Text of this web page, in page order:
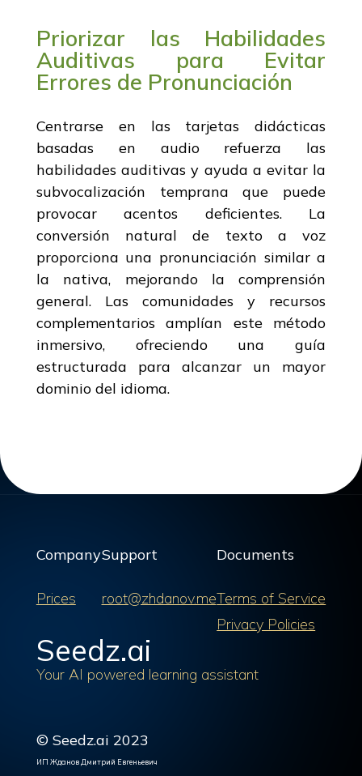
Priorizar las Habilidades
Auditivas para Evitar
Errores de Pronunciación
Centrarse en las tarjetas didácticas
basadas en audio refuerza las
habilidades auditivas y ayuda a evitar la
subvocalización temprana que puede
provocar acentos deficientes. La
conversión natural de texto a voz
proporciona una pronunciación similar a
la nativa, mejorando la comprensión
general. Las comunidades y recursos
complementarios amplían este método
inmersivo, ofreciendo una guía
estructurada para alcanzar un mayor
dominio del idioma.
Company
Prices
Support
root@zhdanov.me
Documents
Terms of Service
Privacy Policies
Seedz.ai
Your AI powered learning assistant
© Seedz.ai 2023
ИП Жданов Дмитрий Евгеньевич